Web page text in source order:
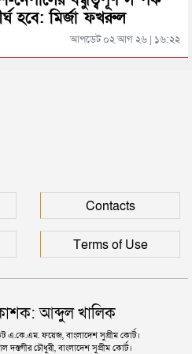
পাশ থেকে আটক ফরহাদ- বাদশা
মৃত্যু, হাসপাতালে ৩ শতাধিক
হবে: মির্জা ফখরুল
আপডেট ০২ আগ ২৬ | ১৬:২২
Contacts
Terms of Use
আব্দুল খালিক
ফয়েজ, বাংলাদেশ সুপ্রীম কোর্ট।
দস্তগীর চৌধুরী, বাংলাদেশ সুপ্রীম কোর্ট।